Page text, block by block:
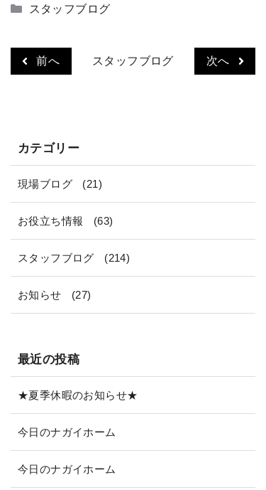
カ
リ
ー
スタッフブログ
前へ スタッフブログ 次へ
カテゴリー
現場ブログ (21)
お役立ち情報 (63)
スタッフブログ (214)
お知らせ (27)
最近の投稿
★夏季休暇のお知らせ★
今日のナガイホーム
今日のナガイホーム